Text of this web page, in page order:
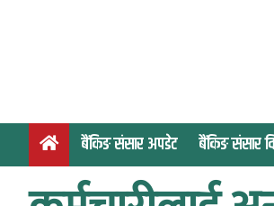
o
बैंकिङ संसार अपडेट बैंकिङ संसार